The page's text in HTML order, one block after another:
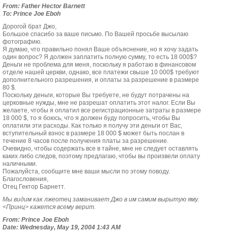
From: Father Hector Barnett
To: Prince Joe Eboh
Дорогой брат Джо,
Большое спасибо за ваше письмо. По Вашей просьбе высылаю
фотографию.
Я думаю, что правильно понял Ваше объяснение, но я хочу задать
один вопрос? Я должен заплатить полную сумму, то есть 18 000$?
Деньги не проблема для меня, поскольку я работаю в финансовом
отделе нашей церкви, однако, все платежи свыше 10 000$ требуют
дополнительного разрешения, и оплаты за разрешение в размере
80 $.
Поскольку деньги, которые Вы требуете, не будут потрачены на
церковные нужды, мне не разрешат оплатить этот налог. Если Вы
желаете, чтобы я оплатил все регистрационные затраты в размере
18 000 $, то я боюсь, что я должен буду попросить, чтобы Вы
оплатили эти расходы. Как только я получу эти деньги от Вас,
вступительный взнос в размере 18 000 $ может быть послан в
течение 8 часов после получения платы за разрешение.
Очевидно, чтобы содержать все в тайне, мне не следует оставлять
каких либо следов, поэтому предлагаю, чтобы вы произвели оплату
наличными.
Пожалуйста, сообщите мне ваши мысли по этому поводу.
Благословения,
Отец Гектор Барнетт.
Мы видим как лжеотец заманивает Джо в им самим вырытую яму.
<Принц> кажется всему верит.
From: Prince Joe Eboh
Date: Wednesday, May 19, 2004 1:43 AM